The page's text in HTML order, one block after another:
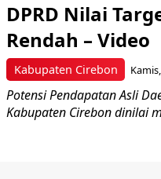
Kabupaten Cirebon
‎DPRD Nilai
Rendah – Video
Potensi Pendapatan Asli
Kabupaten Cirebon dinilai